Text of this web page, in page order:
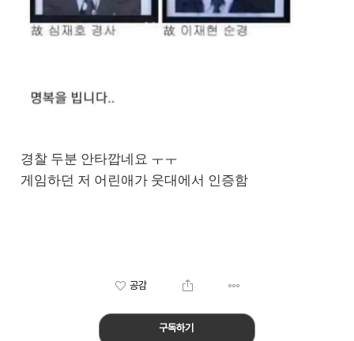
경찰 두분 안타깝네요 ㅜㅜ
게임하던 저 어린애가 웃대에서 인증함
공감
구독하기